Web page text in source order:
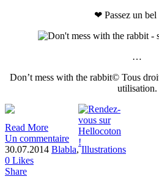
❤ Passez un
…
Don’t mess with the rabbit© Tous
utilisation.
Read More
Un commentaire
30.07.2014 Blabla,Illustrations
0 Likes
Share